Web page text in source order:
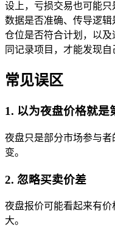
设上，亏损交易也可能
数据是否准确、传导逻辑
仓位是否符合计划，以
同记录项目，才能发现自
常见误区
1. 以为夜盘价格就是
夜盘只是部分市场参与
变。
2. 忽略买卖价差
夜盘报价可能看起来有
大。